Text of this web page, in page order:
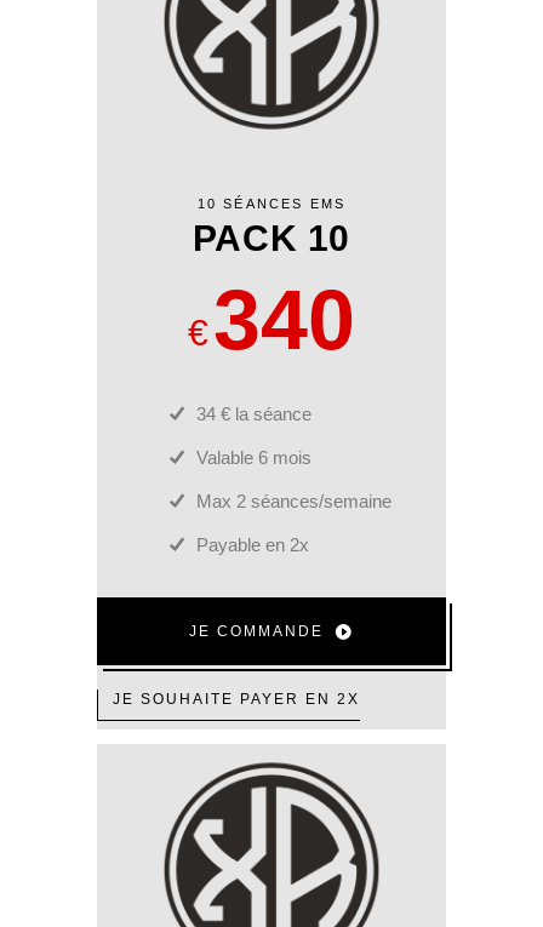
10 SÉANCES EMS
PACK 10
€340
34 € la séance
Valable 6 mois
Max 2 séances/semaine
Payable en 2x
JE COMMANDE
JE SOUHAITE PAYER EN 2X